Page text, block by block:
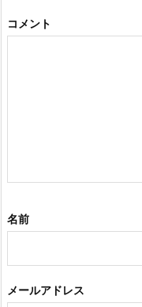
コメント
名前
メールアドレス